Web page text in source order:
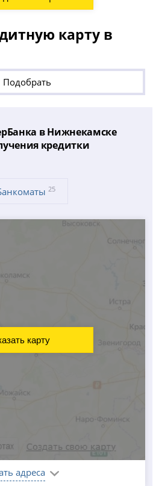
карту в
Подобрать
в Нижнекамске
кредитки
25
адреса
карту